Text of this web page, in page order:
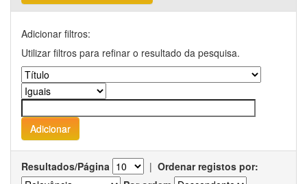
Adicionar filtros:
Utilizar filtros para refinar o resultado da pesquisa.
Resultados/Página | Ordenar registos por: